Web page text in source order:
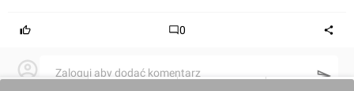
0
Zaloguj aby dodać komentarz